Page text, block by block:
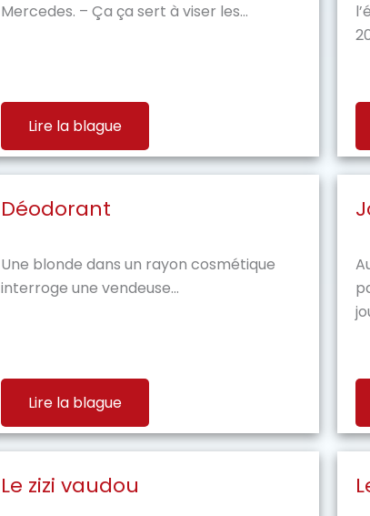
Mercedes. – Ça ça sert à viser les...
Lire la blague
Déodorant
Une blonde dans un rayon cosmétique
interroge une vendeuse...
Lire la blague
Le zizi vaudou